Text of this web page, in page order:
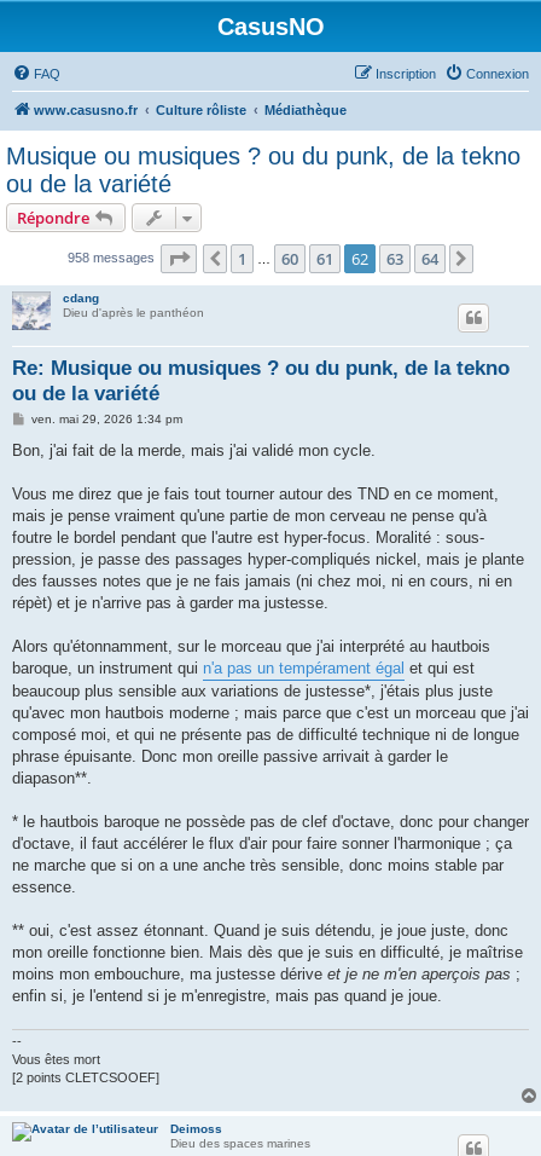
CasusNO
FAQ Connexion
Inscription
www.casusno.fr Culture rôliste Médiathèque
Musique ou musiques ? ou du punk, de la tekno
ou de la variété
Répondre
958 messages Page 62 sur 64
Précédent
1 60 61 62 63 64
cdang
Dieu d'après le panthéon
Re: Musique ou musiques ? ou du punk, de la tekno
ou de la variété
M
s
g
ven. mai 29, 2026 1:34 pm
Bon, j'ai fait de la merde, mais j'ai validé mon cycle.
Vous me direz que je fais tout tourner autour des TND en ce moment,
mais je pense vraiment qu'une partie de mon cerveau ne pense qu'à
foutre le bordel pendant que l'autre est hyper-focus. Moralité : sous-
pression, je passe des passages hyper-compliqués nickel, mais je plante
des fausses notes que je ne fais jamais (ni chez moi, ni en cours, ni en
répèt) et je n'arrive pas à garder ma justesse.
Alors qu'étonnamment, sur le morceau que j'ai interprété au hautbois
baroque, un instrument qui n'a pas un tempérament égal et qui est
beaucoup plus sensible aux variations de justesse*, j'étais plus juste
qu'avec mon hautbois moderne ; mais parce que c'est un morceau que j'ai
composé moi, et qui ne présente pas de difficulté technique ni de longue
phrase épuisante. Donc mon oreille passive arrivait à garder le
diapason**.
* le hautbois baroque ne possède pas de clef d'octave, donc pour changer
d'octave, il faut accélérer le flux d'air pour faire sonner l'harmonique ; ça
ne marche que si on a une anche très sensible, donc moins stable par
essence.
** oui, c'est assez étonnant. Quand je suis détendu, je joue juste, donc
mon oreille fonctionne bien. Mais dès que je suis en difficulté, je maîtrise
moins mon embouchure, ma justesse dérive et je ne m'en aperçois pas ;
enfin si, je l'entend si je m'enregistre, mais pas quand je joue.
--
Vous êtes mort
[2 points CLETCSOOEF]
Deimoss
Dieu des spaces marines